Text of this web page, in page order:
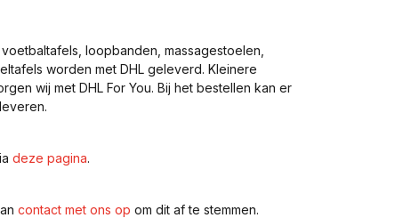
loopbanden, massagestoelen,
worden met DHL geleverd. Kleinere
wij met DHL For You. Bij het bestellen kan er
deze pagina.
contact met ons op om dit af te stemmen.